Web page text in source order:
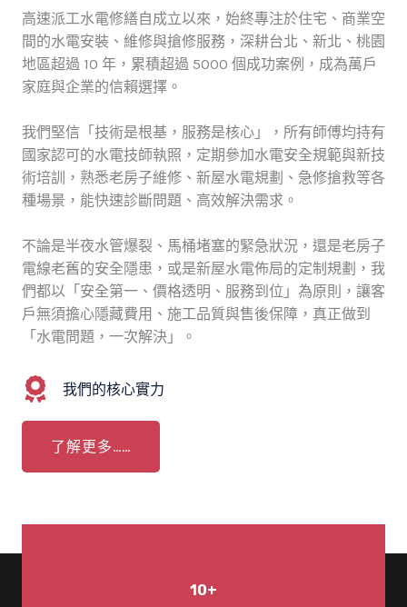
高速派工水電修繕自成立以來，始終專注於住宅、商業空
間的水電安裝、維修與搶修服務，深耕台北、新北、桃園
地區超過 10 年，累積超過 5000 個成功案例，成為萬戶
家庭與企業的信賴選擇。
我們堅信「技術是根基，服務是核心」，所有師傅均持有
國家認可的水電技師執照，定期參加水電安全規範與新技
術培訓，熟悉老房子維修、新屋水電規劃、急修搶救等各
種場景，能快速診斷問題、高效解決需求。
不論是半夜水管爆裂、馬桶堵塞的緊急狀況，還是老房子
電線老舊的安全隱患，或是新屋水電佈局的定制規劃，我
們都以「安全第一、價格透明、服務到位」為原則，讓客
戶無須擔心隱藏費用、施工品質與售後保障，真正做到
「水電問題，一次解決」。
我們的核心實力
了解更多……
10+